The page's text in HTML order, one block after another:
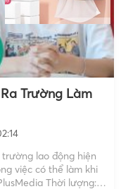
Trường Làm
lao động hiện
việc có thể làm khi
Thời lượng: